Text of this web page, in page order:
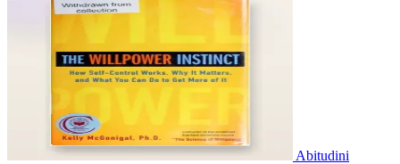
Abitudini